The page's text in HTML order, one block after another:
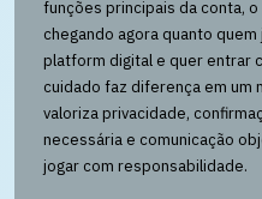
funções principais da conta,
chegando agora quanto
platform digital e quer entrar
cuidado faz diferença em um
valoriza privacidade,
necessária e comunicação
jogar com responsabilidade.